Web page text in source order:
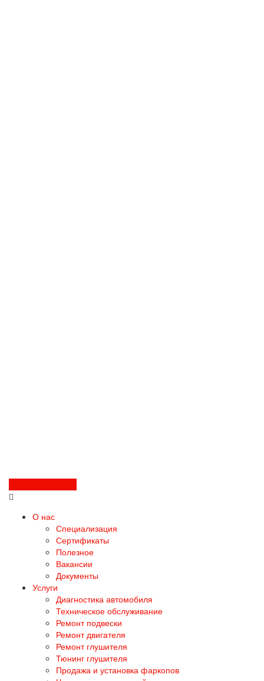
О нас
Специализация
Сертификаты
Полезное
Вакансии
Документы
Услуги
Диагностика автомобиля
Техническое обслуживание
Ремонт подвески
Ремонт двигателя
Ремонт глушителя
Тюнинг глушителя
Продажа и установка фаркопов